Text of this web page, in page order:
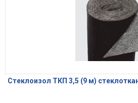
Стеклоизол ТКП 3,5 (9 м)